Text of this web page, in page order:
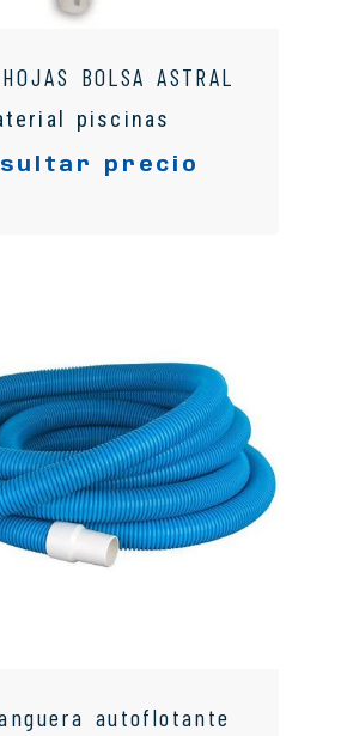
BOLSA ASTRAL
piscinas
precio
autoflotante